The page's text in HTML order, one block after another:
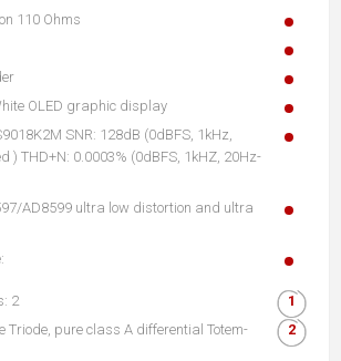
110 Ohms
OLED graphic display
SNR: 128dB (0dBFS, 1kHz,
) THD+N: 0.0003% (0dBFS, 1kHZ, 20Hz-
AD8599 ultra low distortion and ultra
2
Triode, pure class A differential Totem-